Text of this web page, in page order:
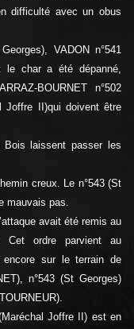
difficulté avec un obus
VADON n°541
le char a été dépanné,
BOURNET n°502
Joffre II)qui doivent être
laissent passer les
creux. Le n°543 (St
mauvais pas.
avait été remis au
Cet ordre parvient au
sur le terrain de
n°543 (St Georges)
Joffre II) est en